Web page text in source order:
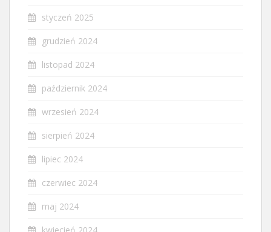
styczeń 2025
grudzień 2024
listopad 2024
październik 2024
wrzesień 2024
sierpień 2024
lipiec 2024
czerwiec 2024
maj 2024
kwiecień 2024